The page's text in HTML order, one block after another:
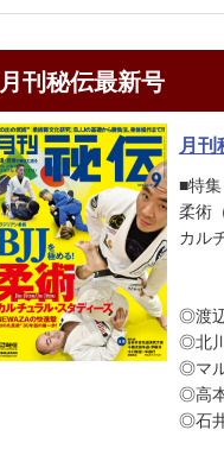
月刊秘伝最新号
月
■特
柔術
カル
◎渡
◎北
◎マ
◎高
◎石